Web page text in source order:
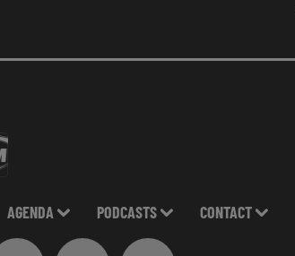
AGENDA PODCASTS CONTACT